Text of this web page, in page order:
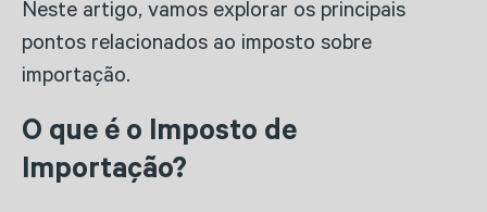
Neste artigo, vamos explorar os principais
pontos relacionados ao imposto sobre
importação.
O que é o Imposto de
Importação?